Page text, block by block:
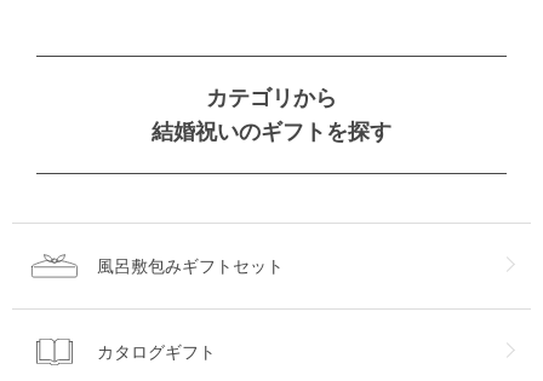
カテゴリから
結婚祝いのギフトを探す
風呂敷包みギフトセット
カタログギフト